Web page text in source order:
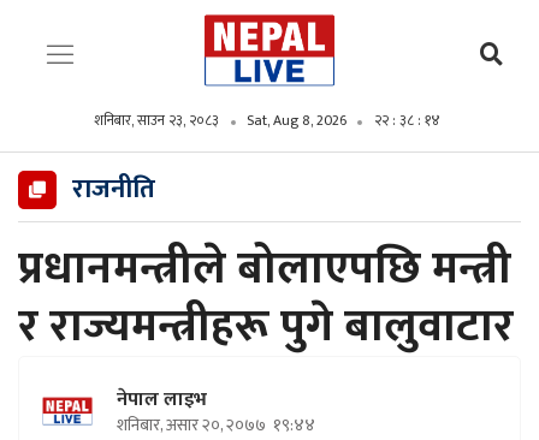
शनिबार, साउन २३, २०८३ Sat, Aug 8, 2026 २२ : ३८ : १५
राजनीति
प्रधानमन्त्रीले बोलाएपछि मन्त्री
र राज्यमन्त्रीहरू पुगे बालुवाटार
नेपाल लाइभ
शनिबार, असार २०, २०७७ १९:४४